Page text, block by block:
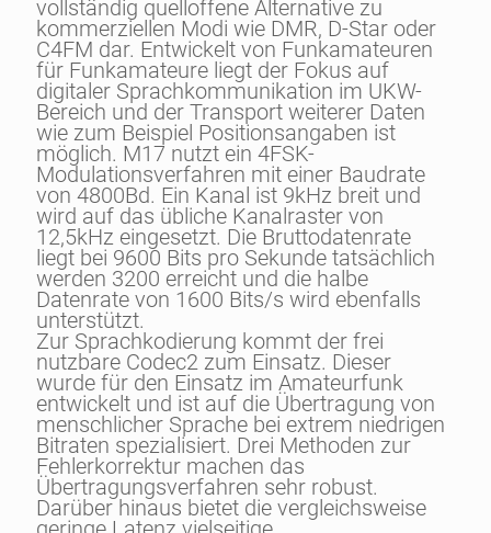
vollständig quelloffene Alternative zu
kommerziellen Modi wie DMR, D-Star oder
C4FM dar. Entwickelt von Funkamateuren
für Funkamateure liegt der Fokus auf
digitaler Sprachkommunikation im UKW-
Bereich und der Transport weiterer Daten
wie zum Beispiel Positionsangaben ist
möglich. M17 nutzt ein 4FSK-
Modulationsverfahren mit einer Baudrate
von 4800Bd. Ein Kanal ist 9kHz breit und
wird auf das übliche Kanalraster von
12,5kHz eingesetzt. Die Bruttodatenrate
liegt bei 9600 Bits pro Sekunde tatsächlich
werden 3200 erreicht und die halbe
Datenrate von 1600 Bits/s wird ebenfalls
unterstützt.
Zur Sprachkodierung kommt der frei
nutzbare Codec2 zum Einsatz. Dieser
wurde für den Einsatz im Amateurfunk
entwickelt und ist auf die Übertragung von
menschlicher Sprache bei extrem niedrigen
Bitraten spezialisiert. Drei Methoden zur
Fehlerkorrektur machen das
Übertragungsverfahren sehr robust.
Darüber hinaus bietet die vergleichsweise